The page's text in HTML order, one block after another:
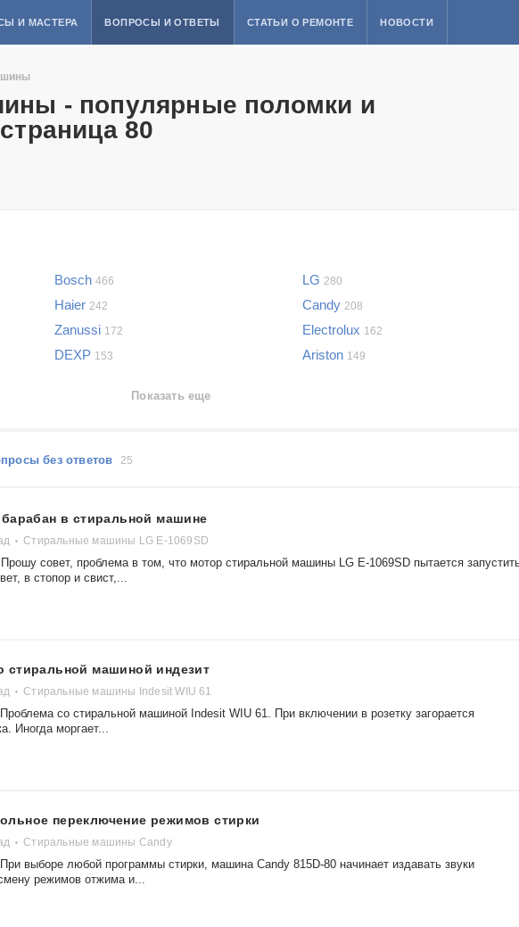
И МАСТЕРА ВОПРОСЫ И ОТВЕТЫ СТАТЬИ О РЕМОНТЕ НОВОСТИ
- популярные поломки и
80
Bosch 466 LG 280
Haier 242 Candy 208
Zanussi 172 Electrolux 162
DEXP 153 Ariston 149
Показать еще
без ответов 25
барабан в стиральной машине
Стиральные машины LG E-1069SD
совет, проблема в том, что мотор стиральной машины LG E-1069SD пытается
в стопор и свист,...
стиральной машиной индезит
Стиральные машины Indesit WIU 61
со стиральной машиной Indesit WIU 61. При включении в розетку загорается
Иногда моргает...
переключение режимов стирки
Стиральные машины Candy
выборе любой программы стирки, машина Candy 815D-80 начинает издавать звуки
режимов отжима и...